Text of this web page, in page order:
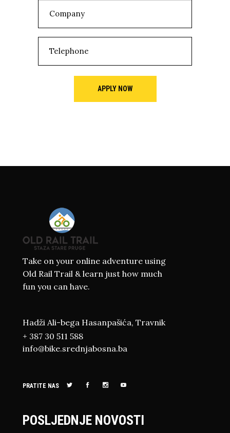
APPLY NOW
Take on your online adventure using
Old Rail Trail & learn just how much
fun you can have.
Hadži Ali-bega Hasanpašića, Travnik
+ 387 30 511 588
info@bike.srednjabosna.ba
PRATITE NAS
POSLJEDNJE NOVOSTI